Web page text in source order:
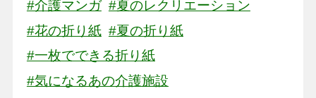
#介護マンガ #夏のレクリエーション
#花の折り紙 #夏の折り紙
#一枚でできる折り紙
#気になるあの介護施設